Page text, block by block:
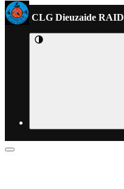
CLG Dieuzaide RAID